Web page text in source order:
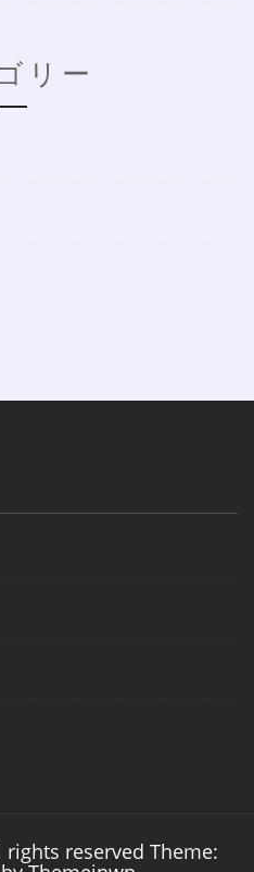
リー
reserved Theme: